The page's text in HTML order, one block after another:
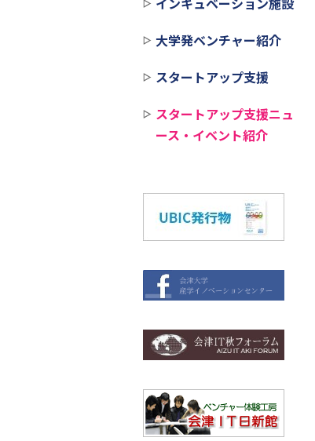
大学発ベンチャー紹介
スタートアップ支援
スタートアップ支援ニュ
ース・イベント紹介